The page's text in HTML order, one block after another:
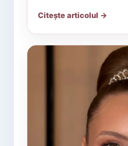
Citește articolul →